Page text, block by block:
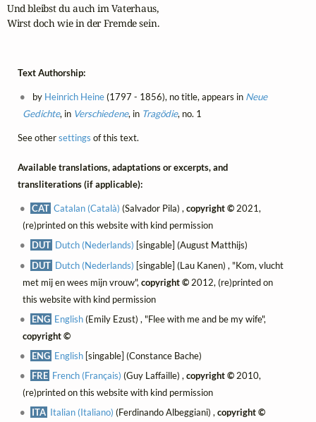
Und bleibst du auch im Vaterhaus,
Wirst doch wie in der Fremde sein.
Text Authorship:
by Heinrich Heine(1797 - 1856), no title, appears in Neue
Gedichte, in Verschiedene, in Tragödie, no. 1
See othersettings of this text.
Available translations, adaptations or excerpts, and
transliterations (if applicable):
CAT Catalan (Català) (Salvador Pila) ,copyright ©2021,
(re)printed on this website with kind permission
DUT Dutch (Nederlands) [singable] (August Matthijs)
DUT Dutch (Nederlands) [singable] (Lau Kanen) , "Kom, vlucht
met mij en wees mijn vrouw", copyright ©2012, (re)printed on
this website with kind permission
ENG English(Emily Ezust) , "Flee with me and be my wife",
copyright ©
ENG English [singable] (Constance Bache)
FRE French (Français) (Guy Laffaille) ,copyright © 2010,
(re)printed on this website with kind permission
ITA Italian (Italiano) (Ferdinando Albeggiani) ,copyright ©